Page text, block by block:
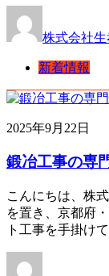
株式会社生
新着情報
2025年9月22日
鍛冶工事の専
こんにちは、株
を置き、京都府
ト工事を手掛け